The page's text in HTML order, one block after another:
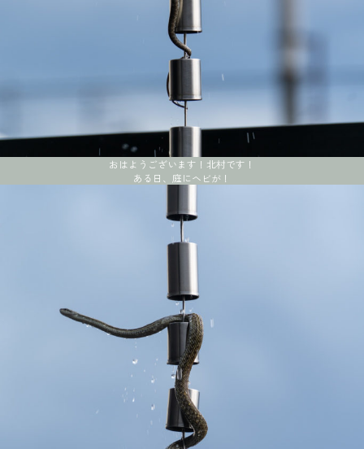
おはようございます！北村です！
ある日、庭にヘビが！